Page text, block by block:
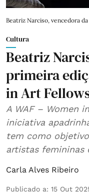
Beatriz Narciso, vencedora
Cultura
Beatriz
primeira
in Art
A WAF – Women
iniciativa
tem como
artistas femininas
Carla Alves Ribeiro
Publicado a: 15 Out